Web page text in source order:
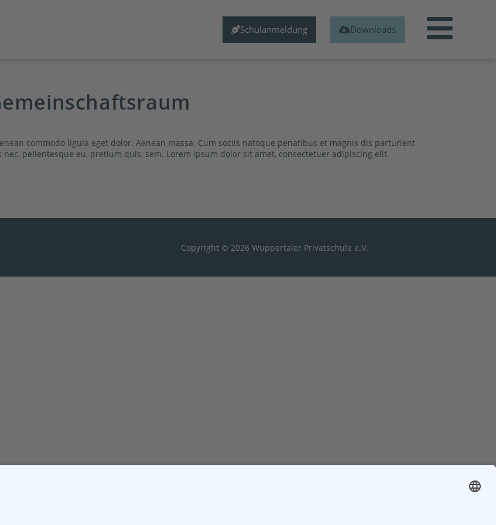
Schulanmeldung Downloads
commodo ligula eget dolor. Aenean massa. Cum sociis natoque penatibus et magnis dis parturient
pellentesque eu, pretium quis, sem. Lorem ipsum dolor sit amet, consectetuer adipiscing elit.
Copyright © 2026 Wuppertaler Privatschule e.V.